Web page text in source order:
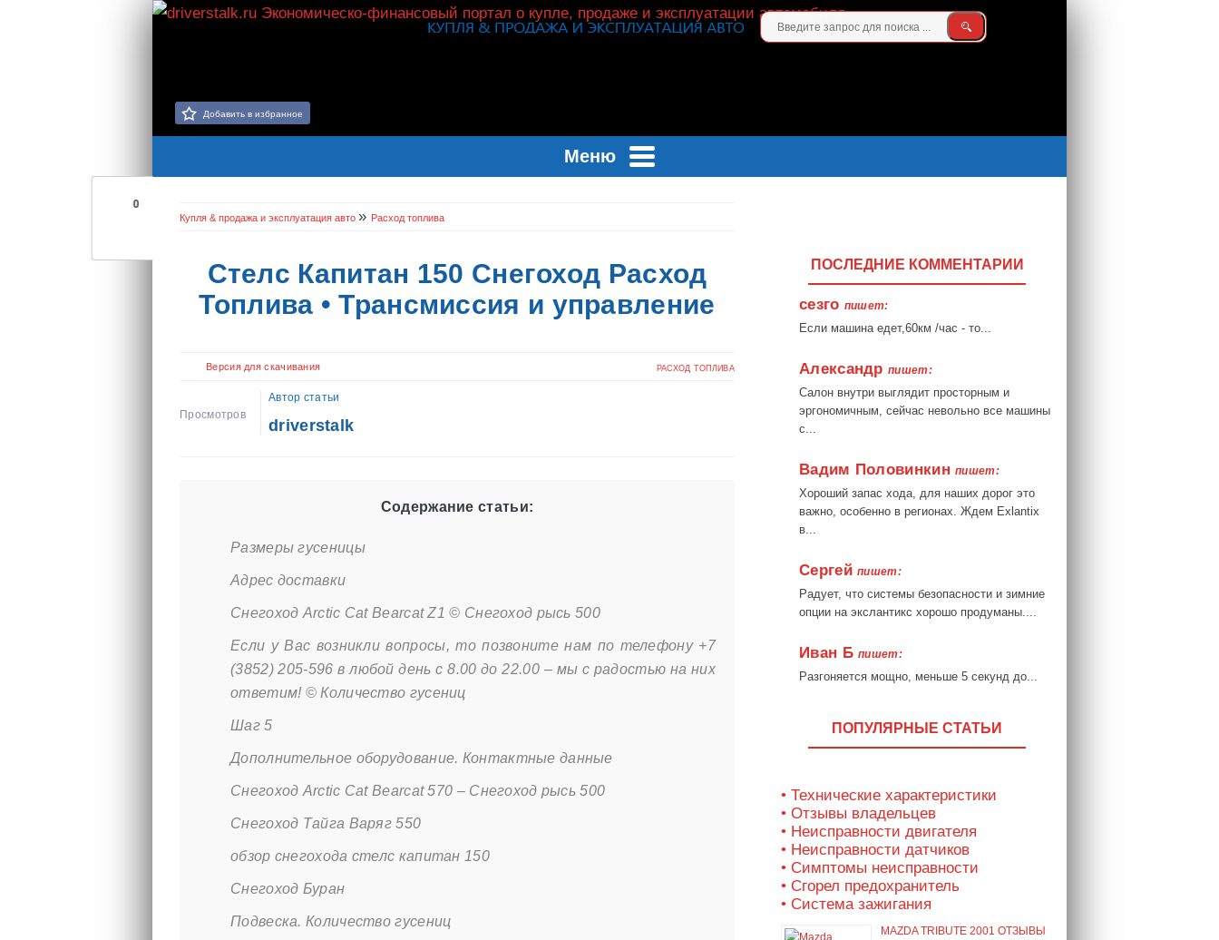
Добавить в избранное
Меню
0
Купля & продажа и эксплуатация авто » Расход топлива
Стелс Капитан 150 Снегоход Расход
Топлива • Трансмиссия и управление
Версия для скачивания РАСХОД ТОПЛИВА
Просмотров
Автор статьи
driverstalk
Содержание статьи:
Размеры гусеницы
Адрес доставки
Снегоход Arctic Cat Bearcat Z1 © Снегоход рысь 500
Если у Вас возникли вопросы, то позвоните нам по телефону +7
(3852) 205-596 в любой день с 8.00 до 22.00 – мы с радостью на них
ответим! © Количество гусениц
Шаг 5
Дополнительное оборудование. Контактные данные
Снегоход Arctic Cat Bearcat 570 – Снегоход рысь 500
Снегоход Тайга Варяг 550
обзор снегохода стелс капитан 150
Снегоход Буран
Подвеска. Количество гусениц
ПОСЛЕДНИЕ КОММЕНТАРИИ
сезго пишет:
Если машина едет,60км /час - то...
Александр пишет:
Салон внутри выглядит просторным и
эргономичным, сейчас невольно все машины
с...
Вадим Половинкинпишет:
Хороший запас хода, для наших дорог это
важно, особенно в регионах. Ждем Exlantix
в...
Сергейпишет:
Радует, что системы безопасности и зимние
опции на экслантикс хорошо продуманы....
Иван Бпишет:
Разгоняется мощно, меньше 5 секунд до...
ПОПУЛЯРНЫЕ СТАТЬИ
• Технические характеристики
• Отзывы владельцев
• Неисправности двигателя
• Неисправности датчиков
• Симптомы неисправности
• Сгорел предохранитель
• Система зажигания
MAZDA TRIBUTE 2001 ОТЗЫВЫ